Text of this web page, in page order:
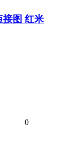
接图 红米
0